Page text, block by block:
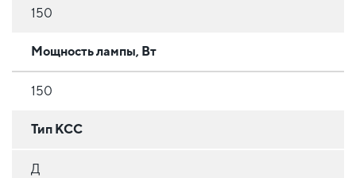
150
Мощность лампы, Вт
150
Тип КСС
Д